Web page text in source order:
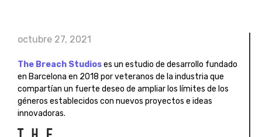
octubre 27, 2021
The Breach Studioses un estudio de desarrollo fundado
en Barcelona en 2018 por veteranos de la industria que
compartían un fuerte deseo de ampliar los límites de los
géneros establecidos con nuevos proyectos e ideas
innovadoras.